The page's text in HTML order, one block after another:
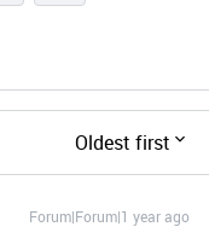
Oldest first
Forum|Forum|1 year ago